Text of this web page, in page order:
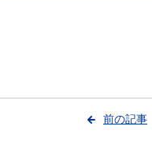
前の記事